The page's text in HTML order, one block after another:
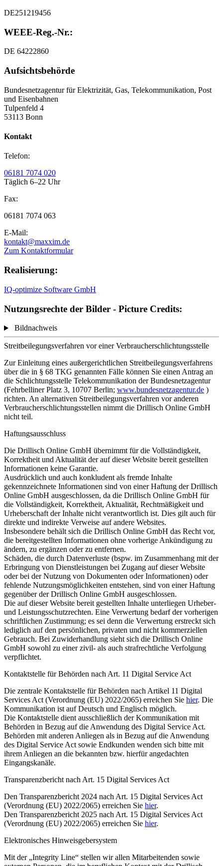
DE251219456
WEEE-Reg.-Nr.:
DE 64222860
Aufsichtsbehörde
Bundesnetzagentur für Elektrizität, Gas, Telekommunikation, Post
und Eisenbahnen
Tulpenfeld 4
53113 Bonn
Kontakt
Telefon:
06181 7074 020
Täglich 6–22 Uhr
Fax:
06181 7074 063
E-Mail:
kontakt@maxxim.de
Zum Kontaktformular
Realisierung:
IQ-optimize Software GmbH
Nutzungsrechte der Bilder - Picture Credits:
Bildnachweis
Streitbeilegungsverfahren vor einer Verbraucherschlichtungsstelle
Zur Einleitung eines außergerichtlichen Streitbeilegungsverfahrens
über die in § 68 TKG genannten Fälle können Sie einen Antrag an
die Schlichtungsstelle Telekommunikation der Bundesnetzagentur
(Fehrbelliner Platz 3, 10707 Berlin; www.bundesnetzagentur.de )
richten. An alternativen Streitbeilegungsverfahren vor anderen
Verbraucherschlichtungsstellen nimmt die Drillisch Online GmbH
nicht teil.
Haftungsausschluss
Die Drillisch Online GmbH übernimmt für die Vollständigkeit,
Korrektheit und Aktualität der auf dieser Website bereit gestellten
Informationen keine Garantie.
Ausdrücklich und auch konkludent als fremde Inhalte
gekennzeichnete Informationen sind von einer Haftung der Drillisch
Online GmbH ausgeschlossen, da die Drillisch Online GmbH für
die Vollständigkeit, Korrektheit, Aktualität, Rechtmäßigkeit und
Urheberschaft der Inhalte nicht verantwortlich ist. Dies gilt auch für
direkte und indirekte Verweise auf andere Websites.
Insbesondere behält sich die Drillisch Online GmbH das Recht vor,
die bereitgestellten Informationen ohne vorherige Ankündigung zu
ändern, zu ergänzen oder zu entfernen.
Schäden, die durch Datenverluste (bspw. im Zusammenhang mit der
Erbringung von Dienstleistungen bei Zugang auf dieser Website
oder bei der Nutzung von Dokumenten oder Informationen) oder
fehlende Nutzungsmöglichkeiten entstehen, sind von einer Haftung
gegenüber der Drillisch Online GmbH ausgeschlossen.
Die auf dieser Website bereit gestellten Inhalte unterliegen Urheber-
und Leistungsschutzrechten. Eine Verwertung bedarf der vorherigen
schriftlichen Zustimmung; es sei denn die Verwertung erstreckt sich
lediglich auf den persönlichen, privaten und nicht kommerziellen
Gebrauch. Bei Zuwiderhandlung sieht sich die Drillisch Online
GmbH sowohl zu einer zivil- als auch strafrechtliche Verfolgung
verpflichtet.
Kontaktstelle für Behörden nach Art. 11 Digital Service Act
Die zentrale Kontaktstelle für Behörden nach Artikel 11 Digital
Services Act (Verordnung (EU) 2022/2065) erreichen Sie hier. Die
Kommunikation ist auf Deutsch und Englisch möglich.
Die Kontaktstelle dient ausschließlich der Kommunikation mit
Behörden in Bezug auf die Anwendung des Digital Service Act.
Behörden mit anderen Anliegen als in Bezug auf die Anwendung
des Digital Service Act sowie Endkunden wenden sich bitte mit
ihrem Anliegen an die bekannten bzw. hierfür angedachten
Eingangskanäle.
Transparenzbericht nach Art. 15 Digital Services Act
Den Transparenzbericht 2024 nach Art. 15 Digital Services Act
(Verordnung (EU) 2022/2065) erreichen Sie hier.
Den Transparenzbericht 2025 nach Art. 15 Digital Services Act
(Verordnung (EU) 2022/2065) erreichen Sie hier.
Elektronisches Hinweisgebersystem
Mit der „Integrity Line“ stellen wir allen Mitarbeitenden sowie